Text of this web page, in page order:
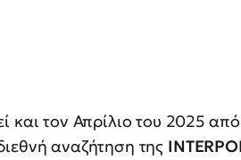
και τον Απρίλιο του 2025
αναζήτηση της